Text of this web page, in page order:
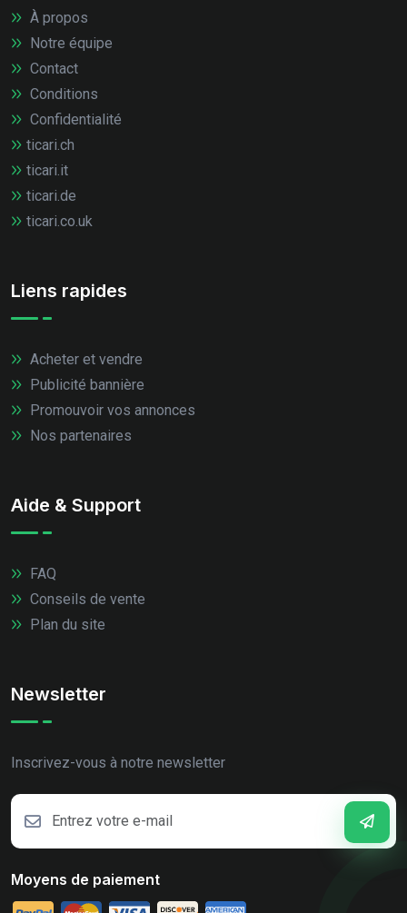
À propos
Notre équipe
Contact
Conditions
Confidentialité
ticari.ch
ticari.it
ticari.de
ticari.co.uk
Liens rapides
Acheter et vendre
Publicité bannière
Promouvoir vos annonces
Nos partenaires
Aide & Support
FAQ
Conseils de vente
Plan du site
Newsletter
Inscrivez-vous à notre newsletter
Moyens de paiement